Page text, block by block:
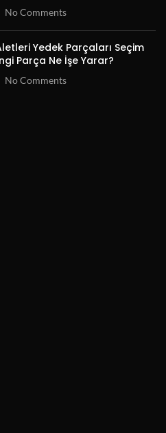
No Comments
Yedek Parçaları Seçim
Parça Ne İşe Yarar?
No Comments